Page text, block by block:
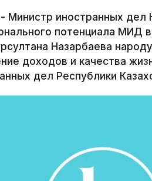
иностранных дел
потенциала МИД
Назарбаева
доходов и качества
дел Республики